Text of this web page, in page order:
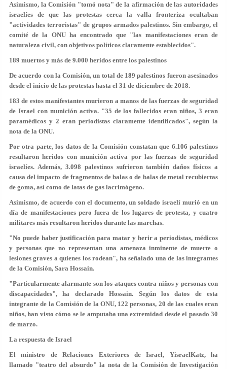
Asimismo, la Comisión "tomó nota" de la afirmación de las autoridades
israelíes de que las protestas cerca la valla fronteriza ocultaban
"actividades terroristas" de grupos armados palestinos. Sin embargo, el
comité de la ONU ha encontrado que "las manifestaciones eran de
naturaleza civil, con objetivos políticos claramente establecidos".
189 muertos y más de 9.000 heridos entre los palestinos
De acuerdo con la Comisión, un total de 189 palestinos fueron asesinados
desde el inicio de las protestas hasta el 31 de diciembre de 2018.
183de estos manifestantes murieron a manos de las fuerzas de seguridad
de Israel con munición activa. "35 de los fallecidos eranniños, 3 eran
paramédicos y 2 eran periodistas claramente identificados", según la
nota de la ONU.
Por otra parte, los datos de la Comisión constatan que 6.106 palestinos
resultaron heridos con munición activa por las fuerzas de seguridad
israelíes. Además, 3.098 palestinos sufrieron tambiéndaños físicos a
causa del impacto de fragmentos de balas o de balas de metal recubiertas
de goma, así como de latas de gas lacrimógeno.
Asimismo, de acuerdo con el documento, un soldado israelí murió en un
día de manifestaciones pero fuera de los lugares de protesta, y cuatro
militares más resultaron heridos durante las marchas.
"No puede haber justificación para matar y herir a periodistas, médicos
y personas que no representan una amenaza inminente de muerte o
lesiones graves a quienes los rodean", ha señalado una de las integrantes
de la Comisión, Sara Hossain.
"Particularmente alarmante son los ataques contra niños y personas con
discapacidades", ha declarado Hossain. Según los datos de esta
integrante de la Comisión de la ONU, 122 personas, 20 de las cuales eran
niños, han visto cómo se le amputaba una extremidad desde el pasado 30
de marzo.
La respuesta de Israel
El ministro de Relaciones Exteriores de Israel, YisraelKatz, ha
llamado "teatro del absurdo" la nota de la Comisión de Investigación